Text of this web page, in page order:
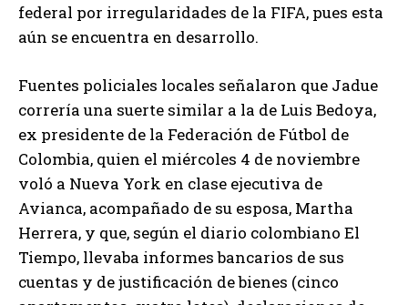
federal por irregularidades de la FIFA, pues esta
aún se encuentra en desarrollo.
Fuentes policiales locales señalaron que Jadue
correría una suerte similar a la de Luis Bedoya,
ex presidente de la Federación de Fútbol de
Colombia, quien el miércoles 4 de noviembre
voló a Nueva York en clase ejecutiva de
Avianca, acompañado de su esposa, Martha
Herrera, y que, según el diario colombiano El
Tiempo, llevaba informes bancarios de sus
cuentas y de justificación de bienes (cinco